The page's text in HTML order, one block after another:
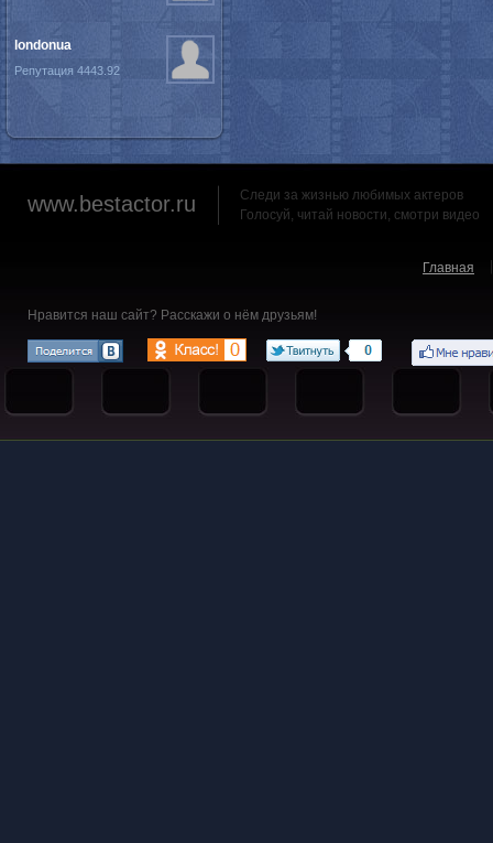
londonua
Репутация 4443.92
www.bestactor.ru
Следи за жизнью любимых актеров
Голосуй, читай новости, смотри видео
Главная
Нравится наш сайт? Расскажи о нём друзьям!